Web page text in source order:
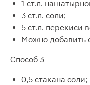
1 ст.л.
3 ст.л. соли;
5 ст.л. перекиси
Можно добавить
Способ 3
0,5 стакана соли;